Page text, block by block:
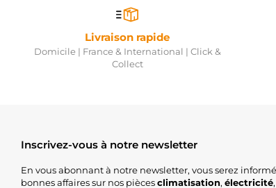
Livraison rapide
Domicile | France & International | Click &
Collect
Inscrivez-vous à notre newsletter
En vous abonnant à notre newsletter, vous serez
bonnes affaires sur nos piècesclimatisation, électricité,